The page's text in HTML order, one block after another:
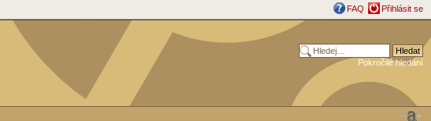
FAQ Přihlásit se
Pokročilé hledání